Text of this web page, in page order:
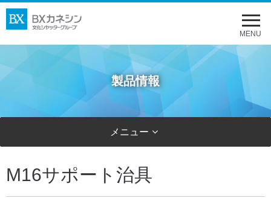
メ
ニ
ー
を
開
く
MENU
製品情報
メニュー
M16サポート治具